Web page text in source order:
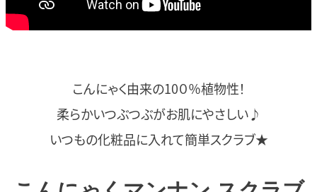
こんにゃく由来の10０％植物性！
柔らかいつぶつぶがお肌にやさしい♪
いつもの化粧品に入れて簡単スクラブ★